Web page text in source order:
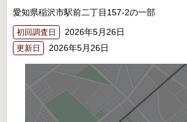
愛知県稲沢市駅前二丁目157-2の一部
初回調査日 2026年5月26日
更新日 2026年5月26日